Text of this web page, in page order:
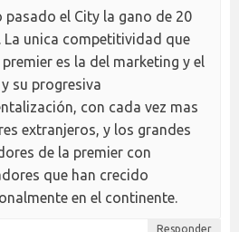
pasado el City la gano de 20
La unica competitividad que
es la del marketing y el
su progresiva
con cada vez mas
extranjeros, y los grandes
de la premier con
que han crecido
en el continente.
Responder